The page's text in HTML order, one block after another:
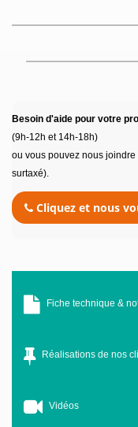
Besoin d'aide pour votre
(9h-12h et 14h-18h)
ou vous pouvez nous joindre
surtaxé).
Cliquez et nous
Fiche technique &
Réalisations de nos
Vidéos